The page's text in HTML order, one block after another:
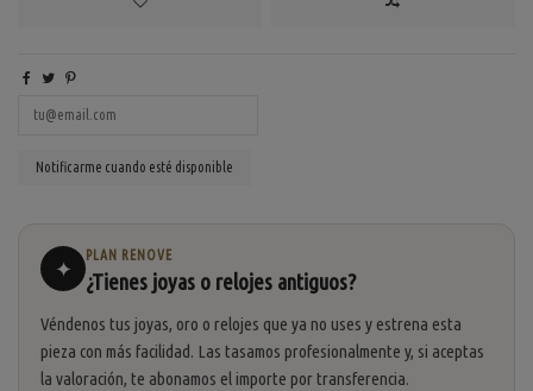
✦
PLAN RENOVE
¿Tienes joyas o relojes antiguos?
Véndenos tus joyas, oro o relojes que ya no uses y estrena esta
pieza con más facilidad. Las tasamos profesionalmente y, si aceptas
la valoración, te abonamos el importe por transferencia.